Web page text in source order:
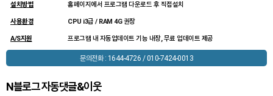
설치방법 홈페이지에서 프로그램 다운로드 후 직접설치
사용환경 CPU i3급 / RAM 4G 권장
A/S지원 프로그램 내 자동업데이트 기능 내장, 무료 업데이트 제공
문의전화 : 1644-4726 / 010-7424-0013
N블로그 자동댓글&이웃